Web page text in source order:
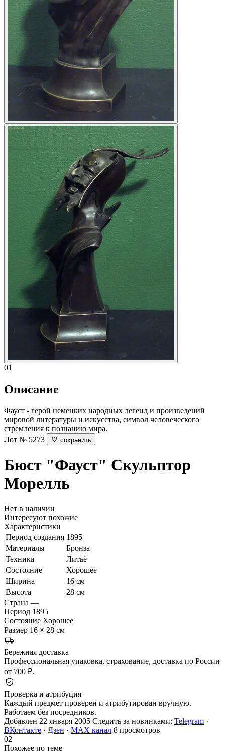
01
Описание
Фауст - герой немецких народных легенд и произведений
мировой литературы и искусства, символ человеческого
стремления к познанию мира.
Лот № 5273
сохранить
Бюст "Фауст" Скульптор
Морелль
Нет в наличии
Интересуют похожие
Характеристики
Период создания 1895
Материалы
Бронза
Техника
Литьё
Состояние
Хорошее
Ширина
16 см
Высота
28 см
Страна —
Период 1895
Состояние Хорошее
Размер 16 × 28 см
Бережная доставка
Профессиональная упаковка, страхование, доставка по России
от 700 ₽.
Проверка и атрибуция
Каждый предмет проверен и атрибутирован вручную.
Работаем без посредников.
Добавлен 22 января 2005 Следить за новинками: Telegram ·
ВКонтакте · Дзен · MAX канал 8 просмотров
02
Похожее по теме